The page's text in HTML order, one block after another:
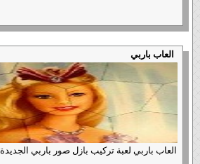
العاب باربي
العاب باربي لعبة تركيب بازل صور باربي الجديدة